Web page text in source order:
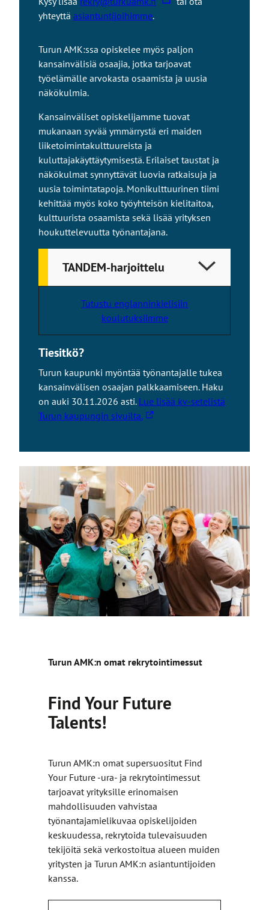
k
e
u
k
o
i
s
e
l
s
i
v
u
s
l
l
e
yhteyttä asiantuntijoihimme.
Turun AMK:ssa opiskelee myös paljon
kansainvälisiä osaajia, jotka tarjoavat
työelämälle arvokasta osaamista ja uusia
näkökulmia.
Kansainväliset opiskelijamme tuovat
mukanaan syvää ymmärrystä eri maiden
liiketoimintakulttuureista ja
kuluttajakäyttäytymisestä. Erilaiset taustat ja
näkökulmat synnyttävät luovia ratkaisuja ja
uusia toimintatapoja. Monikulttuurinen tiimi
kehittää myös koko työyhteisön kielitaitoa,
kulttuurista osaamista sekä lisää yrityksen
houkuttelevuutta työnantajana.
TANDEM-harjoittelu
Tutustu englanninkielisiin
koulutuksiimme
Tiesitkö?
Turun kaupunki myöntää työnantajalle tukea
kansainvälisen osaajan palkkaamiseen. Haku
on auki 30.11.2026 asti. Lue lisää kv-setelistä
Turun kaupungin sivuilta. L
i
v
i
e
u
l
k
o
s
l
i
t
o
l
l
e
Turun AMK:n omat rekrytointimessut
Find Your Future
Talents!
Turun AMK:n omat supersuositut Find
Your Future -ura- ja rekrytointimessut
tarjoavat yrityksille erinomaisen
mahdollisuuden vahvistaa
työnantajamielikuvaa opiskelijoiden
keskuudessa, rekrytoida tulevaisuuden
tekijöitä sekä verkostoitua alueen muiden
yritysten ja Turun AMK:n asiantuntijoiden
kanssa.